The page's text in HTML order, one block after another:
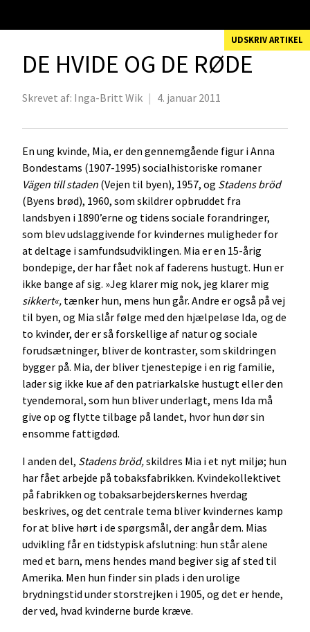
UDSKRIV ARTIKEL
DE HVIDE OG DE RØDE
Skrevet af: Inga-Britt Wik | 4. januar 2011
En ung kvinde, Mia, er den gennemgående figur i Anna
Bondestams (1907-1995) socialhistoriske romaner
Vägen till staden (Vejen til byen), 1957, og Stadens bröd
(Byens brød), 1960, som skildrer opbruddet fra
landsbyen i 1890’erne og tidens sociale forandringer,
som blev udslaggivende for kvindernes muligheder for
at deltage i samfundsudviklingen. Mia er en 15-årig
bondepige, der har fået nok af faderens hustugt. Hun er
ikke bange af sig. »Jeg klarer mig nok, jeg klarer mig
sikkert«, tænker hun, mens hun går. Andre er også på vej
til byen, og Mia slår følge med den hjælpeløse Ida, og de
to kvinder, der er så forskellige af natur og sociale
forudsætninger, bliver de kontraster, som skildringen
bygger på. Mia, der bliver tjenestepige i en rig familie,
lader sig ikke kue af den patriarkalske hustugt eller den
tyendemoral, som hun bliver underlagt, mens Ida må
give op og flytte tilbage på landet, hvor hun dør sin
ensomme fattigdød.
I anden del, Stadens bröd,skildres Mia i et nyt miljø; hun
har fået arbejde på tobaksfabrikken. Kvindekollektivet
på fabrikken og tobaksarbejderskernes hverdag
beskrives, og det centrale tema bliver kvindernes kamp
for at blive hørt i de spørgsmål, der angår dem. Mias
udvikling får en tidstypisk afslutning: hun står alene
med et barn, mens hendes mand begiver sig af sted til
Amerika. Men hun finder sin plads i den urolige
brydningstid under storstrejken i 1905, og det er hende,
der ved, hvad kvinderne burde kræve.